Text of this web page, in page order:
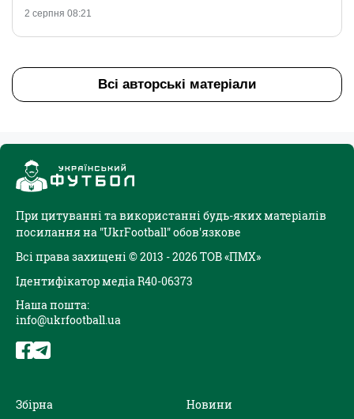
2 серпня 08:21
Всі авторські матеріали
При цитуванні та використанні будь-яких матеріалів
посилання на "UkrFootball" обов'язкове
Всі права захищені © 2013 - 2026 ТОВ «ПМХ»
Ідентифікатор медіа R40-06373
Наша пошта:
info@ukrfootball.ua
Збірна
Новини